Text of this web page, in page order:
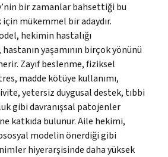
bir zamanlar bahsettiği bu
mükemmel bir adaydır.
hekimin hastalığı
yaşamının birçok yönünü
Zayıf beslenme, fiziksel
madde kötüye kullanımı,
yetersiz duygusal destek, tıbbi
gibi davranışsal patojenler
katkıda bulunur. Aile hekimi,
modelin önerdiği gibi
hiyerarşisinde daha yüksek